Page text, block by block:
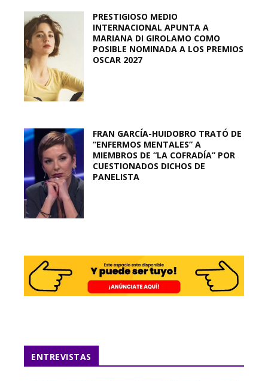
PRESTIGIOSO MEDIO
INTERNACIONAL APUNTA A
MARIANA DI GIROLAMO COMO
POSIBLE NOMINADA A LOS PREMIOS
OSCAR 2027
FRAN GARCÍA-HUIDOBRO TRATÓ DE
“ENFERMOS MENTALES” A
MIEMBROS DE “LA COFRADÍA” POR
CUESTIONADOS DICHOS DE
PANELISTA
ENTREVISTAS